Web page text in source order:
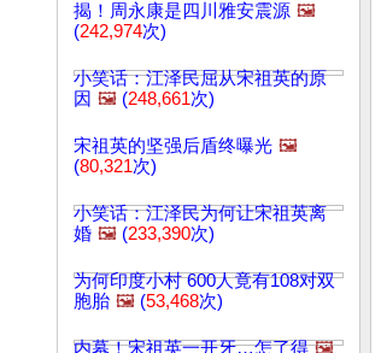
揭！周永康是四川雅安震源 🖼️
(242,974次)
小笑话：江泽民屈从宋祖英的原
因 🖼️ (248,661次)
宋祖英的坚强后盾终曝光 🖼️
(80,321次)
小笑话：江泽民为何让宋祖英离
婚 🖼️ (233,390次)
为何印度小村 600人竟有108对双
胞胎 🖼️ (53,468次)
内幕！宋祖英一开牙…怎了得 🖼️